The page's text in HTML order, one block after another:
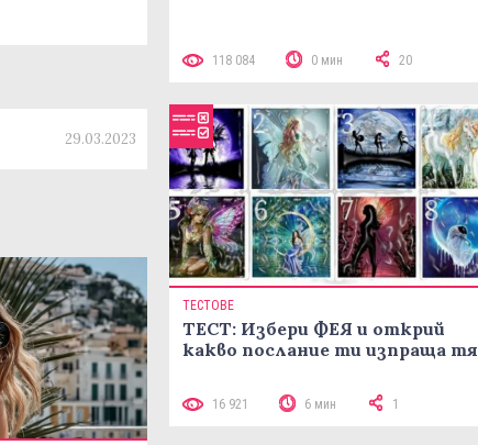
29.03.2023
118 084 0 мин 20
ТЕСТОВЕ
ТЕСТ: Избери ФЕЯ и открий
какво послание ти изпраща тя
16 921 6 мин 1